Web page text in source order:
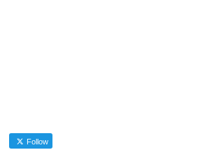
Follow